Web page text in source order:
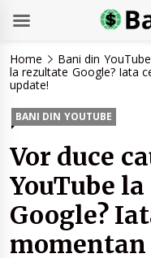
to
content
Home Bani din YouTube
la rezultate Google? Iata
update!
BANI DIN YOUTUBE
Vor duce
YouTube
Google?
momentan